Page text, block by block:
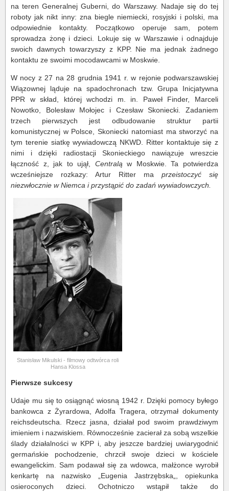
na teren Generalnej Guberni, do Warszawy. Nadaje się do tej
roboty jak nikt inny: zna biegle niemiecki, rosyjski i polski, ma
odpowiednie kontakty. Początkowo operuje sam, potem
sprowadza żonę i dzieci. Lokuje się w Warszawie i odnajduje
swoich dawnych towarzyszy z KPP. Nie ma jednak żadnego
kontaktu ze swoimi mocodawcami w Moskwie.
W nocy z 27 na 28 grudnia 1941 r. w rejonie podwarszawskiej
Wiązownej ląduje na spadochronach tzw. Grupa Inicjatywna
PPR w skład, której wchodzi m. in. Paweł Finder, Marceli
Nowotko, Bolesław Mołojec i Czesław Skoniecki. Zadaniem
trzech pierwszych jest odbudowanie struktur partii
komunistycznej w Polsce, Skoniecki natomiast ma stworzyć na
tym terenie siatkę wywiadowczą NKWD. Ritter kontaktuje się z
nimi i dzięki radiostacji Skonieckiego nawiązuje wreszcie
łączność z, jak to ujął, Centralą w Moskwie. Ta potwierdza
wcześniejsze rozkazy: Artur Ritter ma przeistoczyć się
niezwłocznie w Niemca i przystąpić do zadań wywiadowczych.
Stanisław Mikulski - filmowy odtwórca roli
Hansa Klossa
Pierwsze sukcesy
Udaje mu się to osiągnąć wiosną 1942 r. Dzięki pomocy byłego
bankowca z Żyrardowa, Adolfa Tragera, otrzymał dokumenty
reichsdeutscha. Rzecz jasna, działał pod swoim prawdziwym
imieniem i nazwiskiem. Równocześnie zacierał za sobą wszelkie
ślady działalności w KPP i, aby jeszcze bardziej uwiarygodnić
germańskie pochodzenie, chrzcił swoje dzieci w kościele
ewangelickim. Sam podawał się za wdowca, małżonce wyrobił
kenkartę na nazwisko „Eugenia Jastrzębska„, opiekunka
osieroconych dzieci. Ochotniczo wstąpił także do